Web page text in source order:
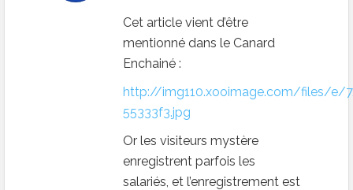
Cet article vient d’être
mentionné dans le Canard
Enchainé :
http://img110.xooimage.com/files/e/
55333f3.jpg
Or les visiteurs mystère
enregistrent parfois les
salariés, et l’enregistrement est